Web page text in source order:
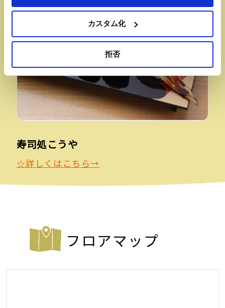
カスタム化
拒否
寿司処こうや
☆詳しくはこちら→
フロアマップ